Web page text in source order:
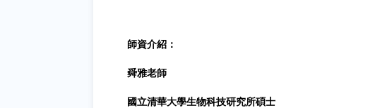
師資介紹：
舜雅老師
國立清華大學生物科技研究所碩士